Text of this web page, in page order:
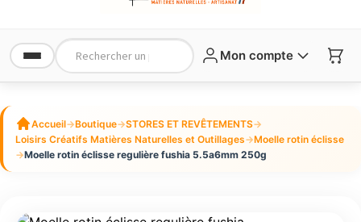
Mon compte
Accueil→Boutique→STORES ET REVÊTEMENTS→
Loisirs Créatifs Matières Naturelles et Outillages→Moelle rotin éclisse
→Moelle rotin éclisse regulière fushia 5.5a6mm 250g